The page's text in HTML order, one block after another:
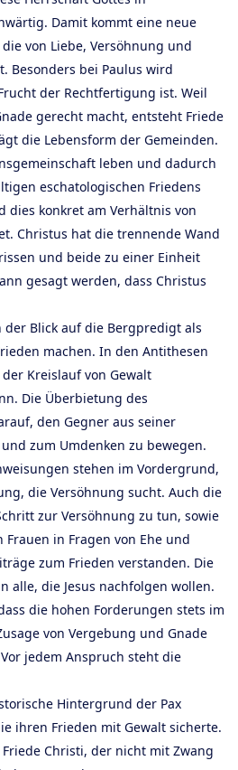
Damit kommt eine neue
von Liebe, Versöhnung und
Besonders bei Paulus wird
der Rechtfertigung ist. Weil
gerecht macht, entsteht Friede
die Lebensform der Gemeinden.
leben und dadurch
eschatologischen Friedens
dies konkret am Verhältnis von
Christus hat die trennende Wand
und beide zu einer Einheit
gesagt werden, dass Christus
Blick auf die Bergpredigt als
machen. In den Antithesen
Kreislauf von Gewalt
Die Überbietung des
den Gegner aus seiner
zum Umdenken zu bewegen.
stehen im Vordergrund,
die Versöhnung sucht. Auch die
zur Versöhnung zu tun, sowie
in Fragen von Ehe und
zum Frieden verstanden. Die
alle, die Jesus nachfolgen wollen.
die hohen Forderungen stets im
von Vergebung und Gnade
jedem Anspruch steht die
Hintergrund der Pax
ihren Frieden mit Gewalt sicherte.
Christi, der nicht mit Zwang